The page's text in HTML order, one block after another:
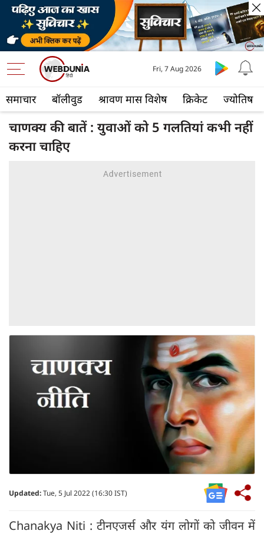
समाचार बॉलीवुड श्रावण मास विशेष क्रिकेट ज्योतिष
Fri, 7 Aug 2026
चाणक्य की बातें : युवाओं को 5 गलतियां कभी नहीं
करना चाहिए
Updated:Tue, 5 Jul 2022 (16:30 IST)
Chanakya Niti : ‍टीनएजर्स और यंग लोगों को जीवन में